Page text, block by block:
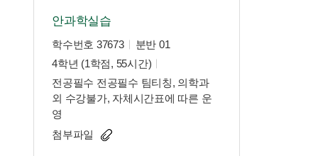
안과학실습
학수번호 37673
분반 01
4학년 (1학점, 55시간)
전공필수 전공필수 팀티칭, 의학과
외 수강불가, 자체시간표에 따른 운
영
첨부파일